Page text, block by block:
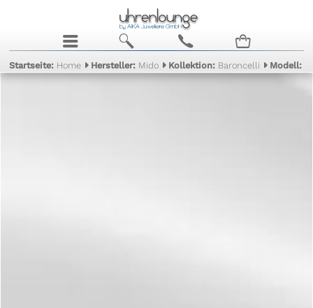
j b c n
Startseite: Home Hersteller: Mido Kollektion: Baroncelli Modell: